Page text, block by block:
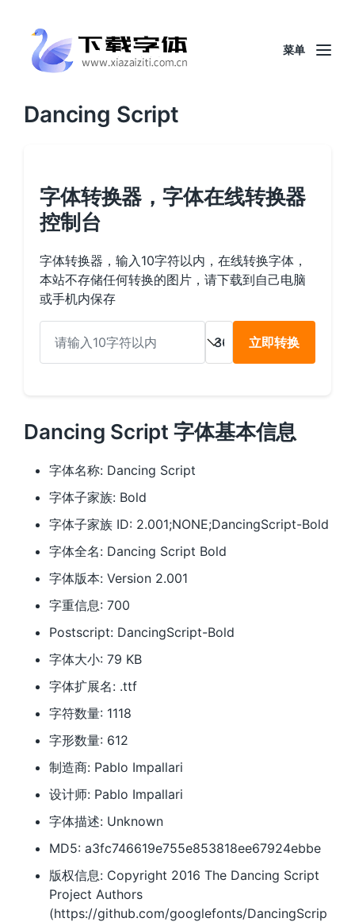
菜单
Dancing Script
字体转换器，字体在线转换器
控制台
字体转换器，输入10字符以内，在线转换字体，
本站不存储任何转换的图片，请下载到自己电脑
或手机内保存
立即转换
Dancing Script 字体基本信息
字体名称: Dancing Script
字体子家族: Bold
字体子家族 ID: 2.001;NONE;DancingScript-Bold
字体全名: Dancing Script Bold
字体版本: Version 2.001
字重信息: 700
Postscript: DancingScript-Bold
字体大小: 79 KB
字体扩展名: .ttf
字符数量: 1118
字形数量: 612
制造商: Pablo Impallari
设计师: Pablo Impallari
字体描述: Unknown
MD5: a3fc746619e755e853818ee67924ebbe
版权信息: Copyright 2016 The Dancing Script
Project Authors
(https://github.com/googlefonts/DancingScrip